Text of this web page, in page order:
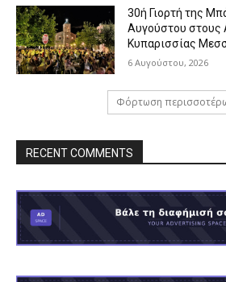
30ή Γιορτή της
Αυγούστου στους
Κυπαρισσίας
6 Αυγούστου, 2026
Φόρτωση
RECENT COMMENTS